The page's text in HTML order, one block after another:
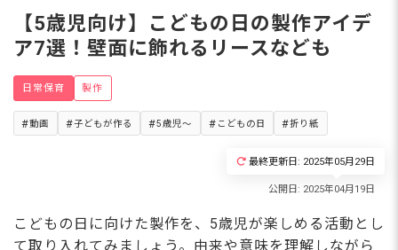
【5歳児向け】こどもの日の製作アイデ
ア7選！壁面に飾れるリースなども
日常保育 製作
動画 子どもが作る 5歳児～ こどもの日 折り紙
最終更新日: 2025年05月29日
こどもの日に向けた製作を、5歳児が楽しめる活動とし
て取り入れてみましょう。由来や意味を理解しながら